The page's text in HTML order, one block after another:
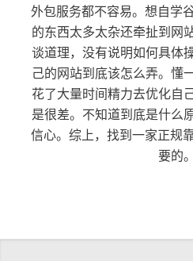
外包服务都不容易。想自学
的东西太多太杂还牵扯到网
谈道理，没有说明如何具体
己的网站到底该怎么弄。懂
花了大量时间精力去优化自
是很差。不知道到底是什么
信心。综上，找到一家正规
要的。